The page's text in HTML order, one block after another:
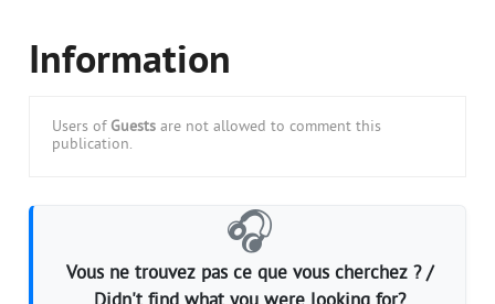
Information
Users of Guests are not allowed to comment this
publication.
🎧
Vous ne trouvez pas ce que vous cherchez ? /